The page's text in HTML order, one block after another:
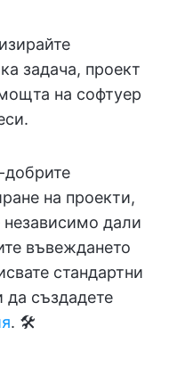
задача, проект
на софтуер
добрите
на проекти,
независимо дали
въвеждането
стандартни
да създадете
. 🛠️